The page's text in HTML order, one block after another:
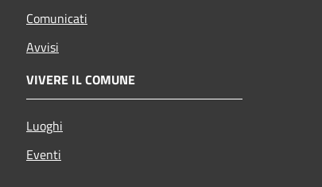
Comunicati
Avvisi
VIVERE IL COMUNE
Luoghi
Eventi